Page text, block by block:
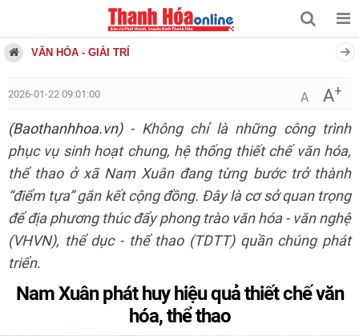
VĂN HÓA - GIẢI TRÍ
2026-01-22 09:01:00 A A+
(Baothanhhoa.vn)- Không chỉ là những công trình
phục vụ sinh hoạt chung, hệ thống thiết chế văn hóa,
thể thao ở xã Nam Xuân đang từng bước trở thành
“điểm tựa” gắn kết cộng đồng. Đây là cơ sở quan trọng
để địa phương thúc đẩy phong trào văn hóa - văn nghệ
(VHVN), thể dục - thể thao (TDTT) quần chúng phát
triển.
Nam Xuân phát huy hiệu quả thiết chế văn
hóa, thể thao